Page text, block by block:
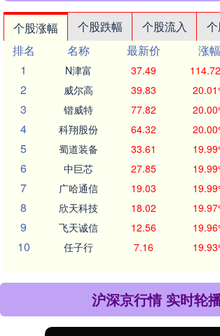
个股涨幅 个股跌幅 个股流入
排名
名称 最新价 涨幅
1
N津富 37.49
2 威尔高 39.83
3 锴威特 77.82
4 科翔股份 64.32
5 蜀道装备 33.61
6 中巨芯 27.85
7 广哈通信 19.03
8 欣天科技 18.02
9 飞天诚信 12.56
10 任子行 7.16
沪深京行情 实时轮